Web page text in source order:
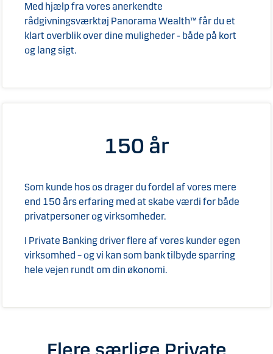
Med hjælp fra vores anerkendte
rådgivningsværktøj Panorama Wealth™ får du et
klart overblik over dine muligheder - både på kort
og lang sigt.
150 år
Som kunde hos os drager du fordel af vores mere
end 150 års erfaring med at skabe værdi for både
privatpersoner og virksomheder.
I Private Banking driver flere af vores kunder egen
virksomhed – og vi kan som bank tilbyde sparring
hele vejen rundt om din økonomi.